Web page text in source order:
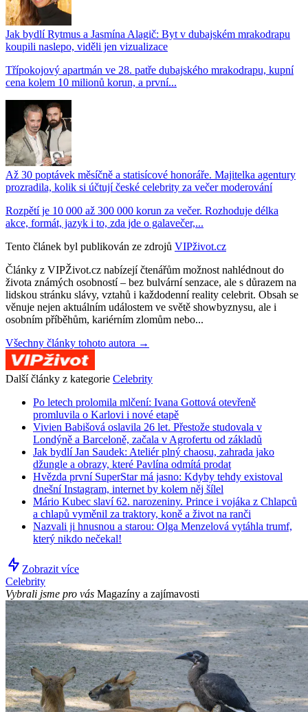
Jak bydlí Rytmus a Jasmína Alagič: Byt v dubajském mrakodrapu
koupili naslepo, viděli jen vizualizace
Třípokojový apartmán ve 28. patře dubajského mrakodrapu, kupní
cena kolem 10 milionů korun, a první...
Až 30 poptávek měsíčně a statisícové honoráře. Majitelka agentury
prozradila, kolik si účtují české celebrity za večer moderování
Rozpětí je 10 000 až 300 000 korun za večer. Rozhoduje délka
akce, formát, jazyk i to, zda jde o galavečer,...
Tento článek byl publikován ze zdrojů VIPživot.cz
Články z VIPŽivot.cz nabízejí čtenářům možnost nahlédnout do
života známých osobností – bez bulvární senzace, ale s důrazem na
lidskou stránku slávy, vztahů i každodenní reality celebrit. Obsah se
věnuje nejen aktuálním událostem ve světě showbyznysu, ale i
osobním příběhům, kariérním zlomům nebo...
Všechny články tohoto autora →
Další články z kategorie Celebrity
Po letech prolomila mlčení: Ivana Gottová otevřeně
promluvila o Karlovi i nové etapě
Vivien Babišová oslavila 26 let. Přestože studovala v
Londýně a Barceloně, začala v Agrofertu od základů
Jak bydlí Jan Saudek: Ateliér plný chaosu, zahrada jako
džungle a obrazy, které Pavlína odmítá prodat
Hvězda první SuperStar má jasno: Kdyby tehdy existoval
dnešní Instagram, internet by kolem něj šílel
Mário Kubec slaví 62. narozeniny. Prince i vojáka z Chlapců
a chlapů vyměnil za traktory, koně a život na ranči
Nazvali ji hnusnou a starou: Olga Menzelová vytáhla trumf,
který nikdo nečekal!
Zobrazit více
Celebrity
Vybrali jsme pro vás Magazíny a zajímavosti